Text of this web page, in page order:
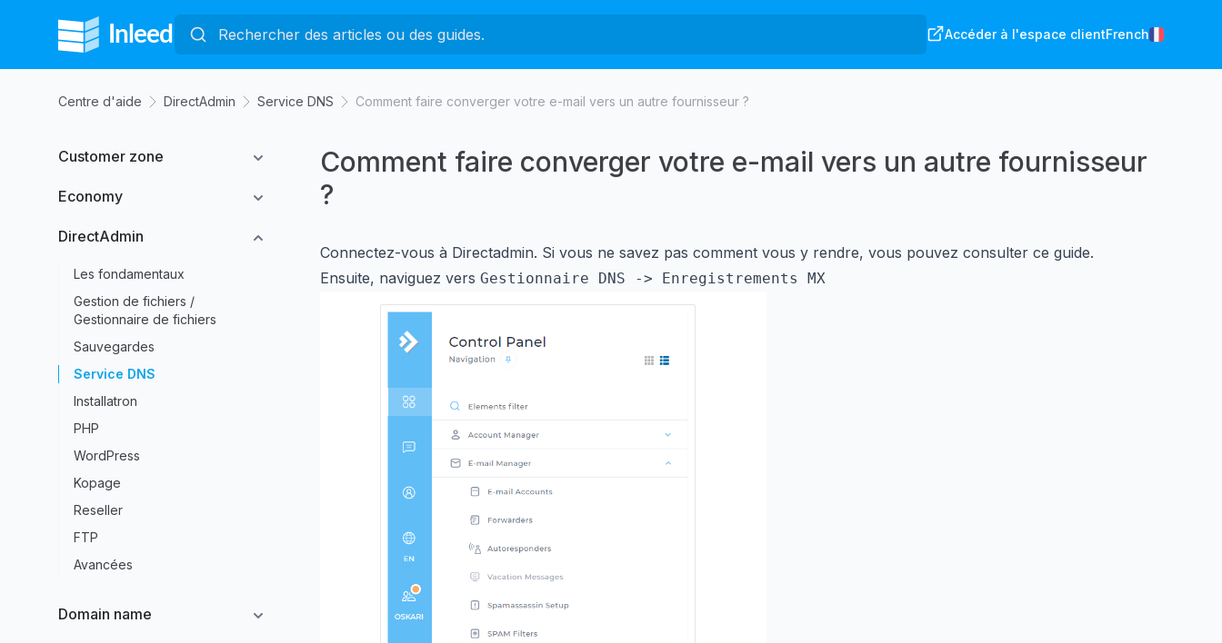
Accéder à l'espace clientFrench
Centre d'aide DirectAdmin Service DNS Comment faire converger votre e-mail vers un autre fournisseur ?
Customer zone
Economy
DirectAdmin
Les fondamentaux
Gestion de fichiers /
Gestionnaire de fichiers
Sauvegardes
Service DNS
Installatron
PHP
WordPress
Kopage
Reseller
FTP
Avancées
Domain name
Comment faire converger votre e-mail vers un autre fournisseur
?
Connectez-vous à Directadmin. Si vous ne savez pas comment vous y rendre, vous pouvez consulter ce guide.
Ensuite, naviguez vers Gestionnaire DNS -> Enregistrements MX